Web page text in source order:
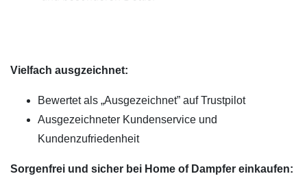
Vielfach ausgzeichnet:
Bewertet als „Ausgezeichnet” auf Trustpilot
Ausgezeichneter Kundenservice und
Kundenzufriedenheit
Sorgenfrei und sicher bei Home of Dampfer einkaufen: